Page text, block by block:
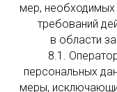
мер,
требований
в области
8.1.
персональных
меры,